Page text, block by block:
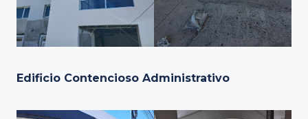
Edificio Contencioso Administrativo